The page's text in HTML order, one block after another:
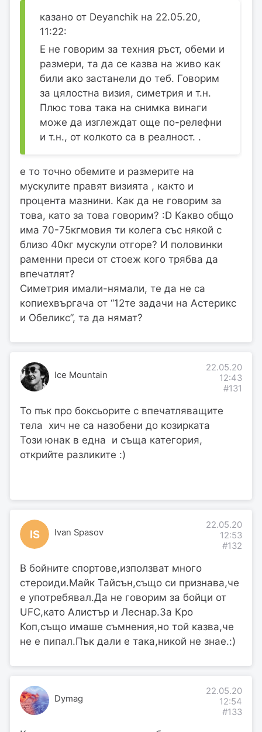
казано от Deyanchik на 22.05.20,
11:22:
Е не говорим за техния ръст, обеми и
размери, та да се казва на живо как
били ако застанели до теб. Говорим
за цялостна визия, симетрия и т.н.
Плюс това така на снимка винаги
може да изглеждат още по-релефни
и т.н., от колкото са в реалност. .
е то точно обемите и размерите на
мускулите правят визията , както и
процента мазнини. Как да не говорим за
това, като за това говорим? :D Какво общо
има 70-75кгмовия ти колега със някой с
близо 40кг мускули отгоре? И половинки
раменни преси от стоеж кого трябва да
впечатлят?
Симетрия имали-нямали, те да не са
копиехвъргача от “12те задачи на Астерикс
и Обеликс”, та да нямат?
Ice Mountain
22.05.20
12:43
#131
To пък про боксьорите с впечатляващите
тела хич не са назобени до козирката
Този юнак в една и съща категория,
открийте разликите :)
IS Ivan Spasov
22.05.20
12:53
#132
В бойните спортове,използват много
стероиди.Майк Тайсън,също си признава,че
е употребявал.Да не говорим за бойци от
UFC,като Алистър и Леснар.За Кро
Коп,също имаше съмнения,но той казва,че
не е пипал.Пък дали е така,никой не знае.:)
Dymag
22.05.20
12:54
#133